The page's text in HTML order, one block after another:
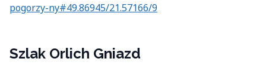
pogorzy-ny#49.86945/21.57166/9
Szlak Orlich Gniazd